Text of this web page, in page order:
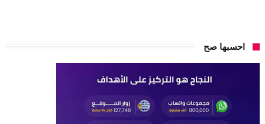
احسبها صح